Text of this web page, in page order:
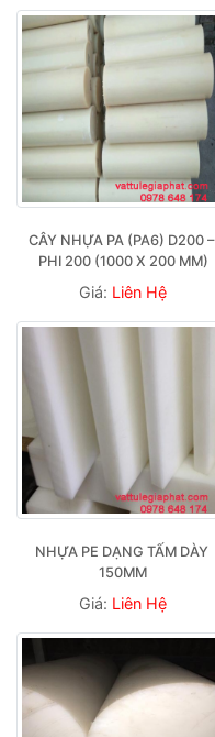
CÂY NHỰA PA (PA6) D200 –
PHI 200 (1000 X 200 MM)
Giá: Liên Hệ
NHỰA PE DẠNG TẤM DÀY
150MM
Giá: Liên Hệ